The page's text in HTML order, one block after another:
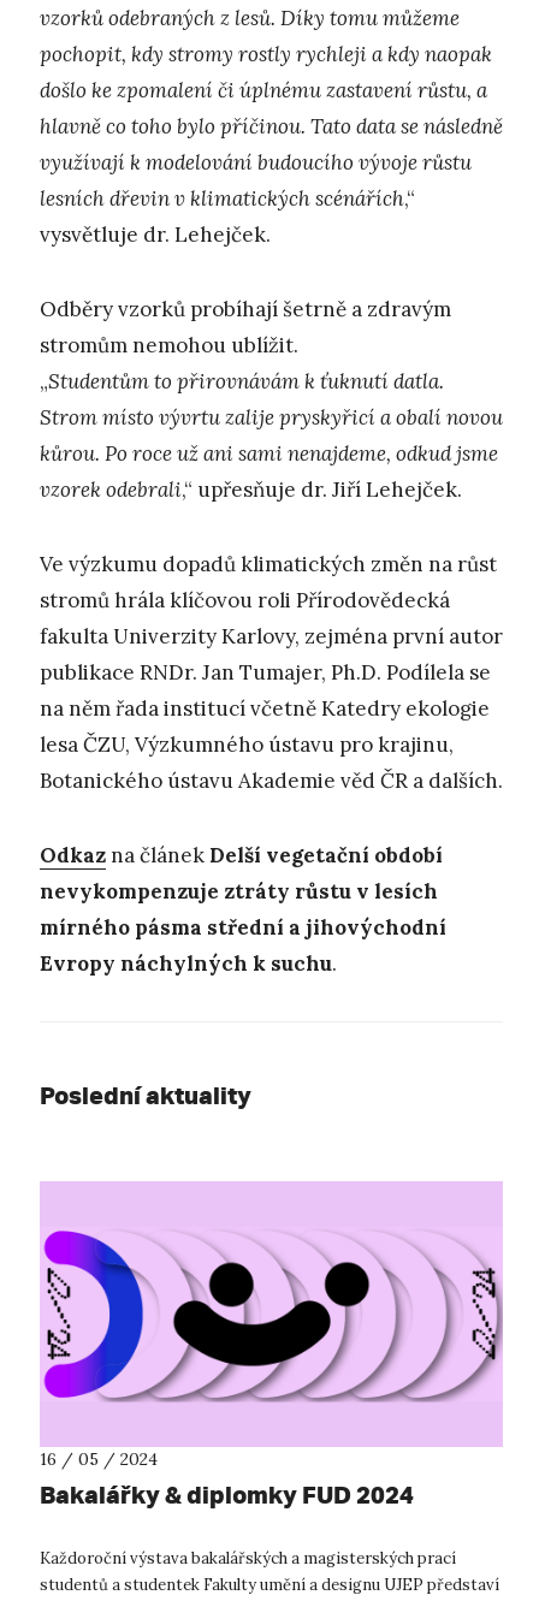
vzorků odebraných z lesů. Díky tomu můžeme
pochopit, kdy stromy rostly rychleji a kdy naopak
došlo ke zpomalení či úplnému zastavení růstu, a
hlavně co toho bylo příčinou. Tato data se následně
využívají k modelování budoucího vývoje růstu
lesních dřevin v klimatických scénářích,“
vysvětluje dr. Lehejček.
Odběry vzorků probíhají šetrně a zdravým
stromům nemohou ublížit.
„Studentům to přirovnávám k ťuknutí datla.
Strom místo vývrtu zalije pryskyřicí a obalí novou
kůrou. Po roce už ani sami nenajdeme, odkud jsme
vzorek odebrali,“ upřesňuje dr. Jiří Lehejček.
Ve výzkumu dopadů klimatických změn na růst
stromů hrála klíčovou roli Přírodovědecká
fakulta Univerzity Karlovy, zejména první autor
publikace RNDr. Jan Tumajer, Ph.D. Podílela se
na něm řada institucí včetně Katedry ekologie
lesa ČZU, Výzkumného ústavu pro krajinu,
Botanického ústavu Akademie věd ČR a dalších.
Odkazna článek Delší vegetační období
nevykompenzuje ztráty růstu v lesích
mírného pásma střední a jihovýchodní
Evropy náchylných k suchu.
Poslední aktuality
16 / 05 / 2024
Bakalářky & diplomky FUD 2024
Každoroční výstava bakalářských a magisterských prací
studentů a studentek Fakulty umění a designu UJEP představí